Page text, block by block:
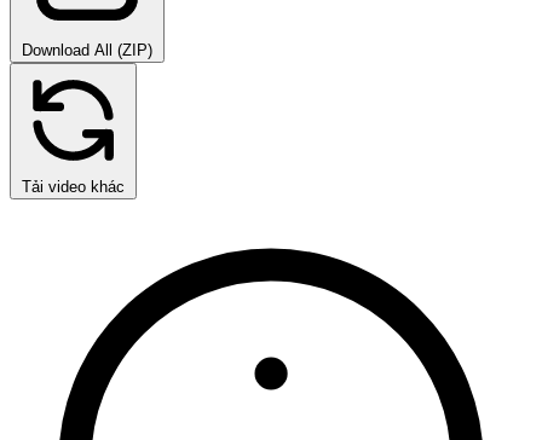
Download All (ZIP)
Tải video khác